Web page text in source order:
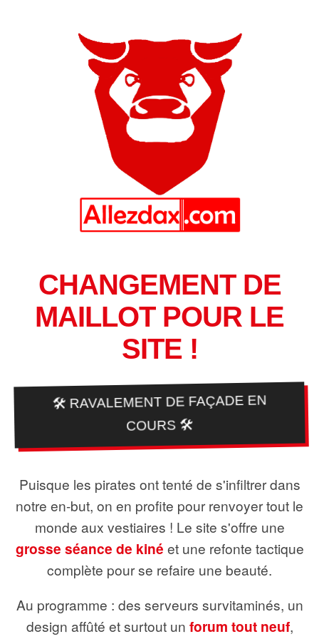
CHANGEMENT DE
MAILLOT POUR LE
SITE !
🛠️ RAVALEMENT DE FAÇADE EN
COURS 🛠️
Puisque les pirates ont tenté de s'infiltrer dans
notre en-but, on en profite pour renvoyer tout le
monde aux vestiaires ! Le site s'offre une
grosse séance de kiné et une refonte tactique
complète pour se refaire une beauté.
Au programme : des serveurs survitaminés, un
design affûté et surtout un forum tout neuf,